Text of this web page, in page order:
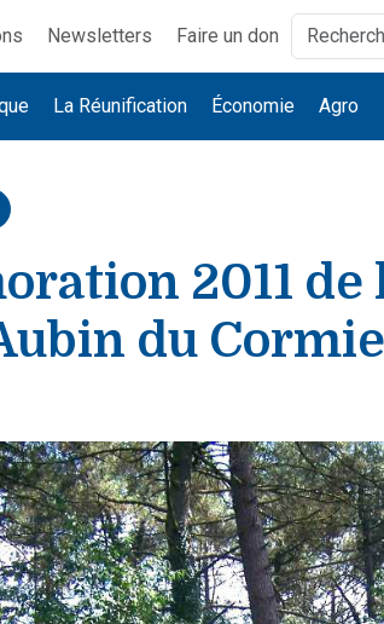
Newsletters Faire un don
La Réunification Économie Agro
2011 de
du